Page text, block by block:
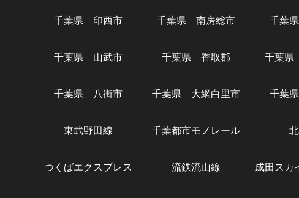
千葉県 印西市 千葉県 南房総市 千葉
千葉県 山武市 千葉県 香取郡 千葉
千葉県 八街市 千葉県 大網白里市 千葉
東武野田線 千葉都市モノレール
つくばエクスプレス 流鉄流山線 成田スカ